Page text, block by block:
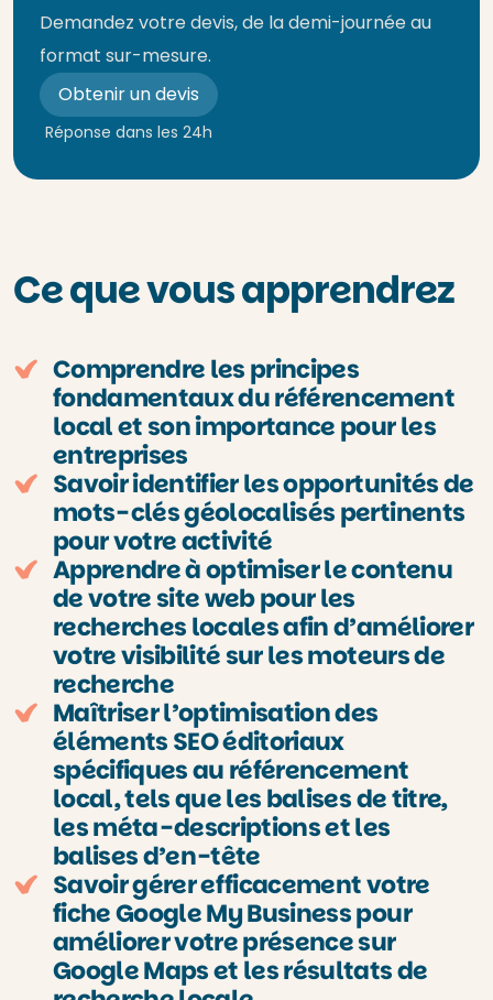
Demandez votre devis, de la demi-journée au
format sur-mesure.
Obtenir un devis
Réponse dans les 24h
Ce que vous apprendrez
Comprendre les principes
fondamentaux du référencement
local et son importance pour les
entreprises
Savoir identifier les opportunités de
mots-clés géolocalisés pertinents
pour votre activité
Apprendre à optimiser le contenu
de votre site web pour les
recherches locales afin d’améliorer
votre visibilité sur les moteurs de
recherche
Maîtriser l’optimisation des
éléments SEO éditoriaux
spécifiques au référencement
local, tels que les balises de titre,
les méta-descriptions et les
balises d’en-tête
Savoir gérer efficacement votre
fiche Google My Business pour
améliorer votre présence sur
Google Maps et les résultats de